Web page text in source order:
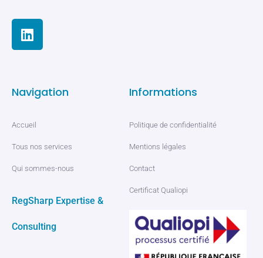
Navigation
Accueil
Tous nos services
Qui sommes-nous
RegSharp Expertise &
Consulting
Informations
Politique de confidentialité
Mentions légales
Contact
Certificat Qualiopi